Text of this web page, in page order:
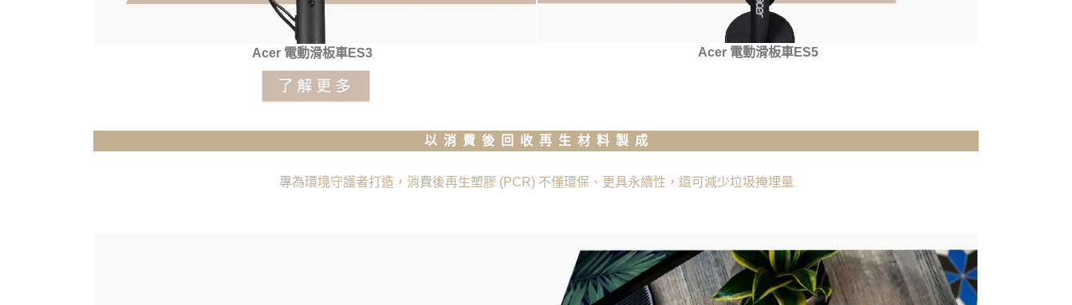
Acer 電動滑板車ES3 Acer 電動滑板車ES5
以 消 費 後 回 收 再 生 材 料 製 成
專為環境守護者打造，消費後再生塑膠 (PCR) 不僅環保、更具永續性，還可減少垃圾掩埋量